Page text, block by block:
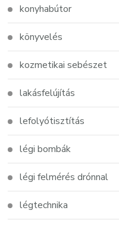
konyhabútor
könyvelés
kozmetikai sebészet
lakásfelújítás
lefolyótisztítás
légi bombák
légi felmérés drónnal
légtechnika